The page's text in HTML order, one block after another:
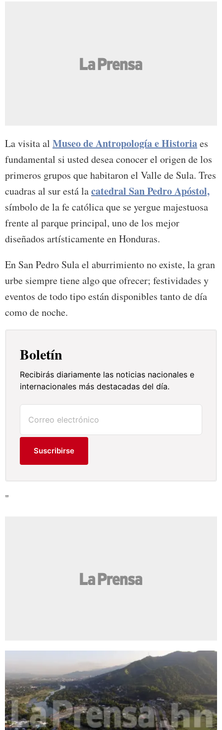
La visita al Museo de Antropología e Historiaes
fundamental si usted desea conocer el origen de los
primeros grupos que habitaron el Valle de Sula. Tres
cuadras al sur está lacatedral San Pedro Apóstol,
símbolo de la fe católica que se yergue majestuosa
frente al parque principal, uno de los mejor
diseñados artísticamente en Honduras.
En San Pedro Sula el aburrimiento no existe, la gran
urbe siempre tiene algo que ofrecer; festividades y
eventos de todo tipo están disponibles tanto de día
como de noche.
Boletín
Recibirás diariamente las noticias nacionales e
internacionales más destacadas del día.
Suscribirse
"